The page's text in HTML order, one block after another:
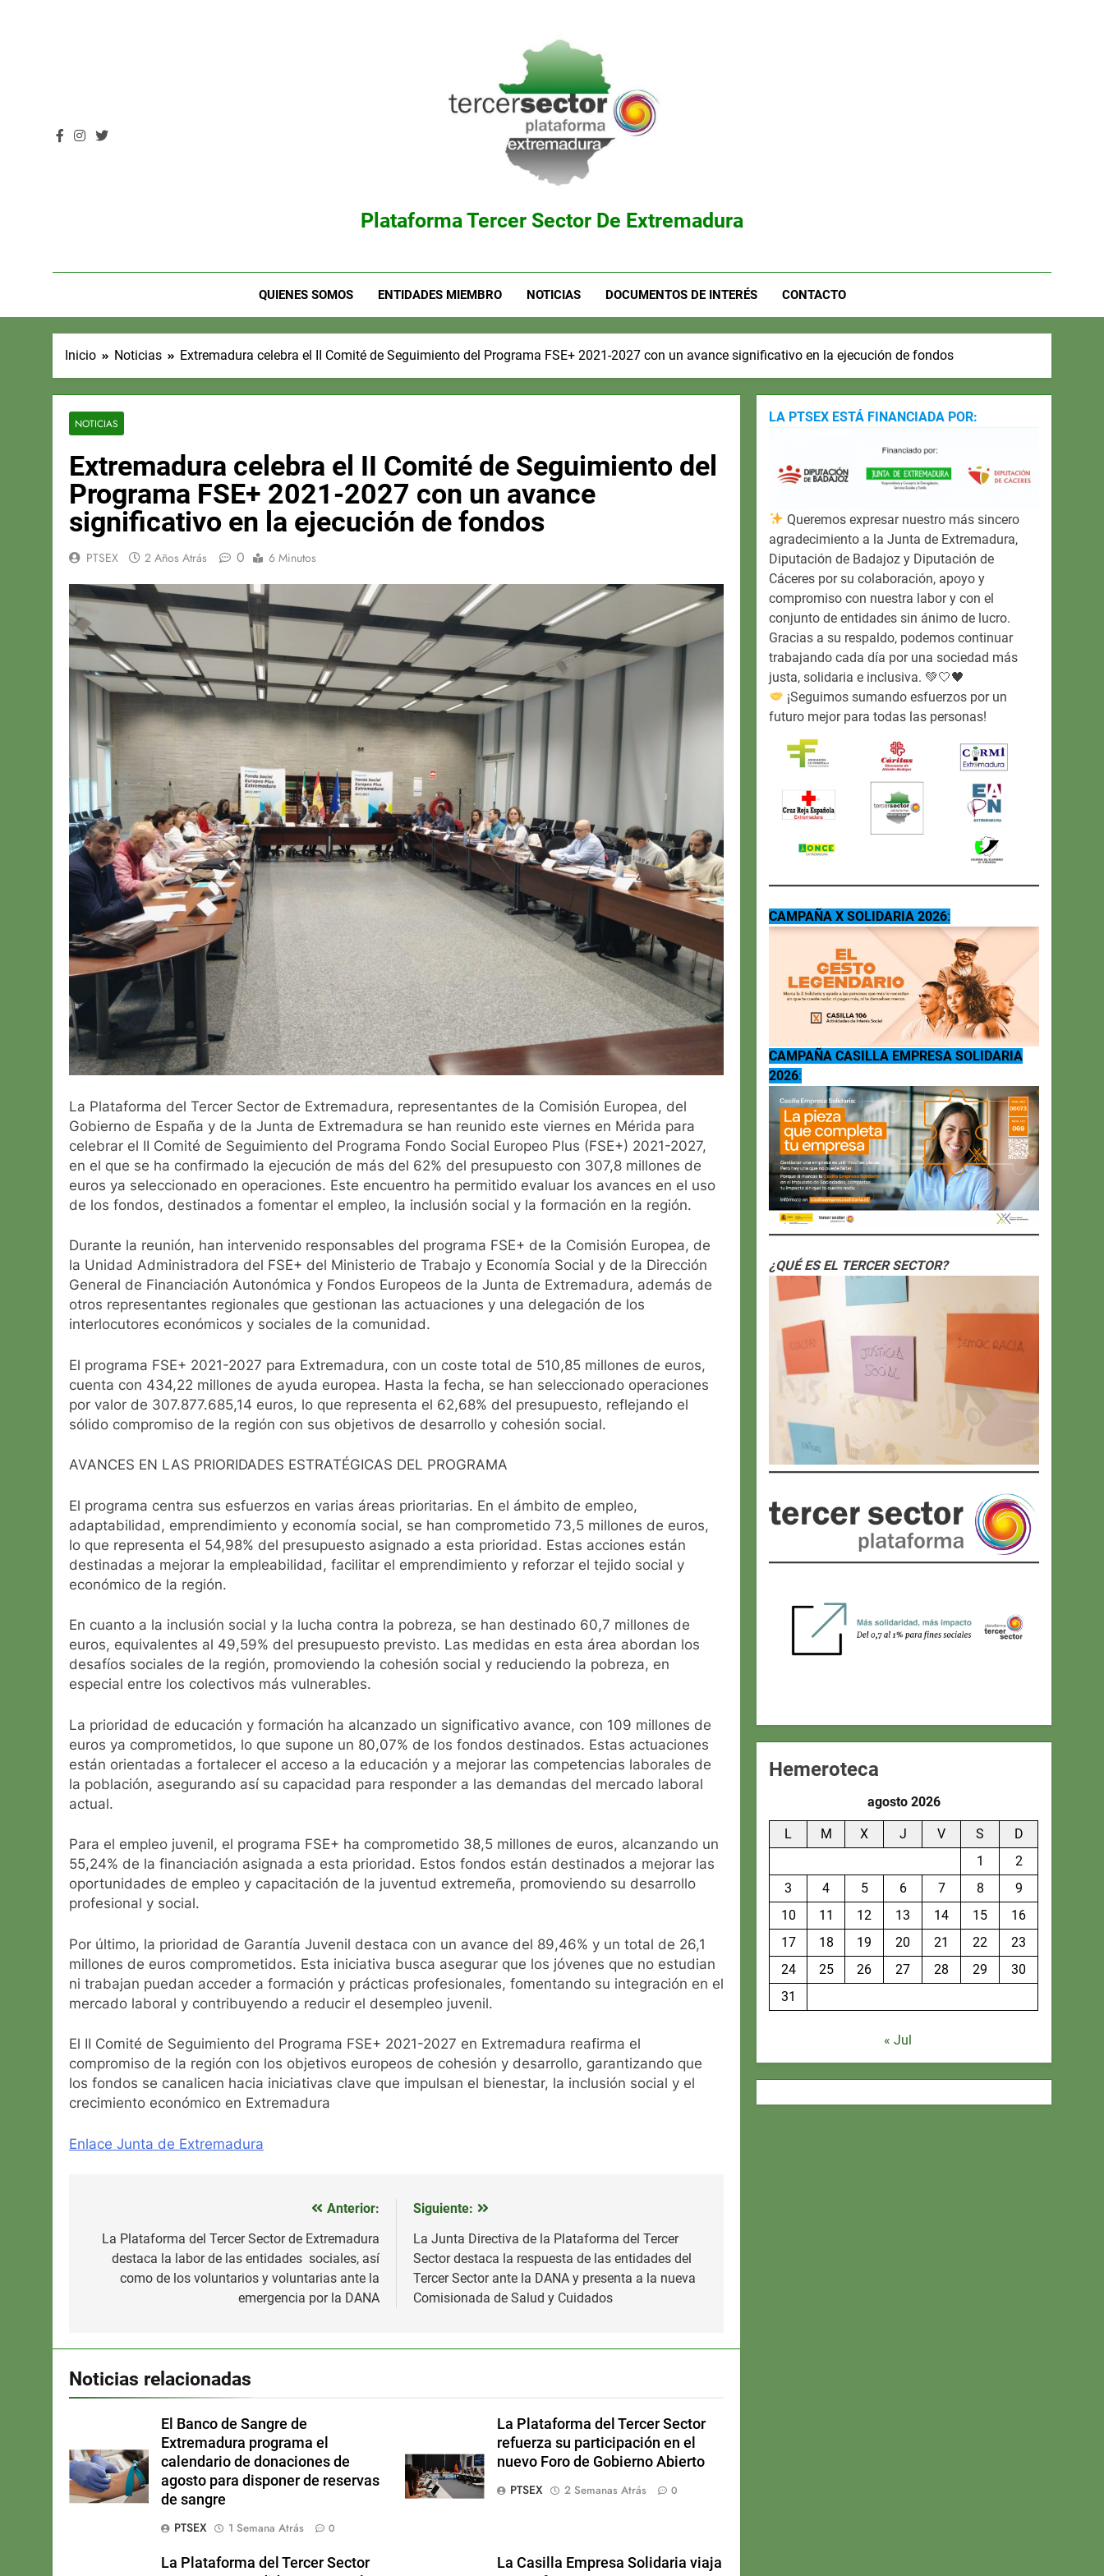
Plataforma Tercer Sector De Extremadura
QUIENES SOMOS ENTIDADES MIEMBRO NOTICIAS DOCUMENTOS DE INTERÉS CONTACTO
Inicio Noticias Extremadura celebra el II Comité de Seguimiento del Programa FSE+ 2021-2027 con un avance significativo en la ejecución de fondos
NOTICIAS
Extremadura celebra el II Comité de Seguimiento del
Programa FSE+ 2021-2027 con un avance
significativo en la ejecución de fondos
PTSEX 2 Años Atrás 0 6 Minutos
La Plataforma del Tercer Sector de Extremadura, representantes de la Comisión Europea, del
Gobierno de España y de la Junta de Extremadura se han reunido este viernes en Mérida para
celebrar el II Comité de Seguimiento del Programa Fondo Social Europeo Plus (FSE+) 2021-2027,
en el que se ha confirmado la ejecución de más del 62% del presupuesto con 307,8 millones de
euros ya seleccionado en operaciones. Este encuentro ha permitido evaluar los avances en el uso
de los fondos, destinados a fomentar el empleo, la inclusión social y la formación en la región.
Durante la reunión, han intervenido responsables del programa FSE+ de la Comisión Europea, de
la Unidad Administradora del FSE+ del Ministerio de Trabajo y Economía Social y de la Dirección
General de Financiación Autonómica y Fondos Europeos de la Junta de Extremadura, además de
otros representantes regionales que gestionan las actuaciones y una delegación de los
interlocutores económicos y sociales de la comunidad.
El programa FSE+ 2021-2027 para Extremadura, con un coste total de 510,85 millones de euros,
cuenta con 434,22 millones de ayuda europea. Hasta la fecha, se han seleccionado operaciones
por valor de 307.877.685,14 euros, lo que representa el 62,68% del presupuesto, reflejando el
sólido compromiso de la región con sus objetivos de desarrollo y cohesión social.
AVANCES EN LAS PRIORIDADES ESTRATÉGICAS DEL PROGRAMA
El programa centra sus esfuerzos en varias áreas prioritarias. En el ámbito de empleo,
adaptabilidad, emprendimiento y economía social, se han comprometido 73,5 millones de euros,
lo que representa el 54,98% del presupuesto asignado a esta prioridad. Estas acciones están
destinadas a mejorar la empleabilidad, facilitar el emprendimiento y reforzar el tejido social y
económico de la región.
En cuanto a la inclusión social y la lucha contra la pobreza, se han destinado 60,7 millones de
euros, equivalentes al 49,59% del presupuesto previsto. Las medidas en esta área abordan los
desafíos sociales de la región, promoviendo la cohesión social y reduciendo la pobreza, en
especial entre los colectivos más vulnerables.
La prioridad de educación y formación ha alcanzado un significativo avance, con 109 millones de
euros ya comprometidos, lo que supone un 80,07% de los fondos destinados. Estas actuaciones
están orientadas a fortalecer el acceso a la educación y a mejorar las competencias laborales de
la población, asegurando así su capacidad para responder a las demandas del mercado laboral
actual.
Para el empleo juvenil, el programa FSE+ ha comprometido 38,5 millones de euros, alcanzando un
55,24% de la financiación asignada a esta prioridad. Estos fondos están destinados a mejorar las
oportunidades de empleo y capacitación de la juventud extremeña, promoviendo su desarrollo
profesional y social.
Por último, la prioridad de Garantía Juvenil destaca con un avance del 89,46% y un total de 26,1
millones de euros comprometidos. Esta iniciativa busca asegurar que los jóvenes que no estudian
ni trabajan puedan acceder a formación y prácticas profesionales, fomentando su integración en el
mercado laboral y contribuyendo a reducir el desempleo juvenil.
El II Comité de Seguimiento del Programa FSE+ 2021-2027 en Extremadura reafirma el
compromiso de la región con los objetivos europeos de cohesión y desarrollo, garantizando que
los fondos se canalicen hacia iniciativas clave que impulsan el bienestar, la inclusión social y el
crecimiento económico en Extremadura
Enlace Junta de Extremadura
de
entradas
Anterior:
La Plataforma del Tercer Sector de Extremadura
destaca la labor de las entidades sociales, así
como de los voluntarios y voluntarias ante la
emergencia por la DANA
Siguiente:
La Junta Directiva de la Plataforma del Tercer
Sector destaca la respuesta de las entidades del
Tercer Sector ante la DANA y presenta a la nueva
Comisionada de Salud y Cuidados
Noticias relacionadas
El Banco de Sangre de
Extremadura programa el
calendario de donaciones de
agosto para disponer de reservas
de sangre
PTSEX
1 Semana Atrás 0
La Plataforma del Tercer Sector
refuerza su participación en el
nuevo Foro de Gobierno Abierto
PTSEX
2 Semanas Atrás 0
La Plataforma del Tercer Sector
La Casilla Empresa Solidaria viaja
LA PTSEX ESTÁ FINANCIADA POR:
Queremos expresar nuestro más sincero
agradecimiento a la Junta de Extremadura,
Diputación de Badajoz y Diputación de
Cáceres por su colaboración, apoyo y
compromiso con nuestra labor y con el
conjunto de entidades sin ánimo de lucro.
Gracias a su respaldo, podemos continuar
trabajando cada día por una sociedad más
justa, solidaria e inclusiva. 💚🤍🖤
¡Seguimos sumando esfuerzos por un
futuro mejor para todas las personas!
CAMPAÑA X SOLIDARIA 2026:
CAMPAÑA CASILLA EMPRESA SOLIDARIA
2026:
¿QUÉ ES EL TERCER SECTOR?
Hemeroteca
agosto 2026
L M X J V S
D
1
2
3
4 5 6 7 8
9
10
11 12 13 14 15
16
17
18 19 20 21 22
23
24
25 26 27 28 29
30
31
« Jul